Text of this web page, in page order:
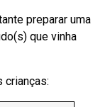
preparar uma
que vinha
crianças: